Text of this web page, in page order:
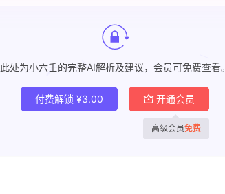
此处为小六壬的完整AI解析及建议，会员可免费查看。
付费解锁 ¥3.00 开通会员
高级会员免费